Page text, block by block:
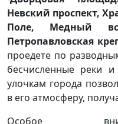
Невский проспект,
Поле, Медный
Петропавловская
проедете по
бесчисленные реки
улочкам города
в его атмосферу,
Особое